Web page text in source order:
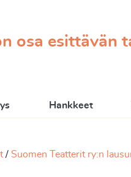
osa esittävän
Hankkeet
Suomen Teatterit ry:n